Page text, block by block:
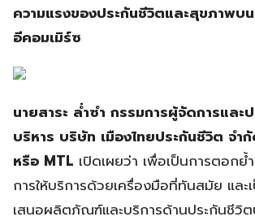
ความแรงของประกันชีวิตและสุขภาพบ
อีคอมเมิร์ซ
นายสาระ ล่ำซำ กรรมการผู้จัดการและป
บริหาร บริษัท เมืองไทยประกันชีวิต จำ
หรือ MTL เปิดเผยว่า เพื่อเป็นการตอกย้
การให้บริการด้วยเครื่องมือที่ทันสมัย และ
เสนอผลิตภัณฑ์และบริการด้านประกันชีวิ